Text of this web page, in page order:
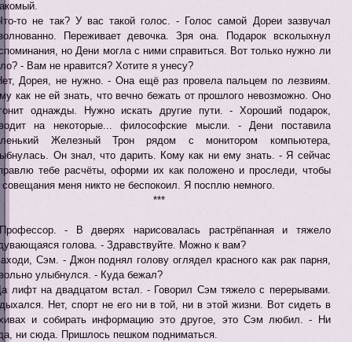
то не так? У вас такой голос. - Голос самой Дореи зазвучал
Переживает девочка. Зря она. Подарок всколыхнул
но Дени могла с ними справиться. Вот только нужно ли
- Вам не нравится? Хотите я унесу?
Дорея, не нужно. - Она ещё раз провела пальцем по лезвиям.
как не ей знать, что вечно бежать от прошлого невозможно. Оно
однажды. Нужно искать другие пути. - Хороший подарок,
на некоторые... философские мысли. - Дени поставила
Железный Трон рядом с монитором компьютера,
Он знал, что дарить. Кому как ни ему знать. - Я сейчас
тебе расчёты, оформи их как положено и проследи, чтобы
меня никто не беспокоил. Я посплю немного.
***
- В дверях нарисовалась растрёпанная и тяжело
голова. - Здравствуйте. Можно к вам?
Сэм. - Джон поднял голову оглядел красного как рак парня,
улыбнулся. - Куда бежал?
лифт на двадцатом встал. - Говорил Сэм тяжело с перерывами.
Нет, спорт не его ни в той, ни в этой жизни. Вот сидеть в
и собирать информацию это другое, это Сэм любил. - Ни
ни сюда. Пришлось пешком подниматься.